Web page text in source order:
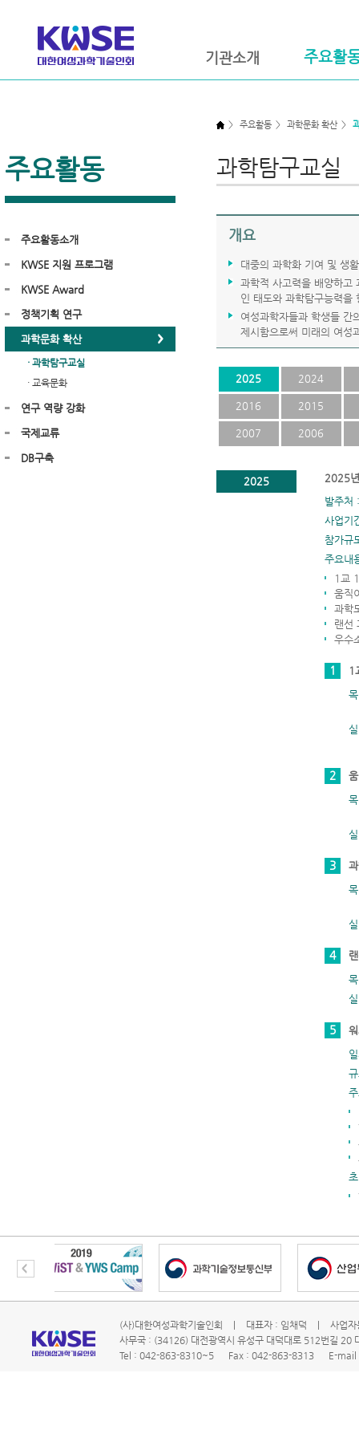
기관소개 주요활
주요활동
주요활동소개
KWSE 지원 프로그램
KWSE Award
정책기획 연구
과학문화 확산
· 과학탐구교실
· 교육문화
연구 역량 강화
국제교류
DB구축
> 주요활동 > 과학문화 확산 >
과학탐구교실
개요
대중의 과학화 기여 및 생
과학적 사고력을 배양하고
인 태도와 과학탐구능력을
여성과학자들과 학생들 간
제시함으로써 미래의 여성
2025 2024
2016 2015
2007 2006
2025
2025
발주처 :
사업기
참가규
주요내
1교
움직
과학
랜선
우수
1
1
2
3
4
5
(사)대한여성과학기술인회 대표자 : 임채덕
사업
사무국 : (34126) 대전광역시 유성구 대덕대로 512번길 20
Tel : 042-863-8310~5
Fax : 042-863-8313 E-mail